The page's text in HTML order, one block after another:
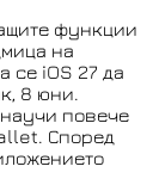
функции
на
се iOS 27 да
8 юни.
повече
Според